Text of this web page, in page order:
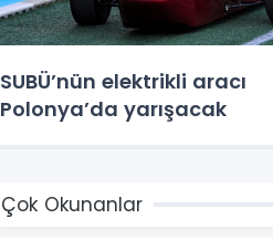
SUBÜ’nün elektrikli aracı
Polonya’da yarışacak
Çok Okunanlar